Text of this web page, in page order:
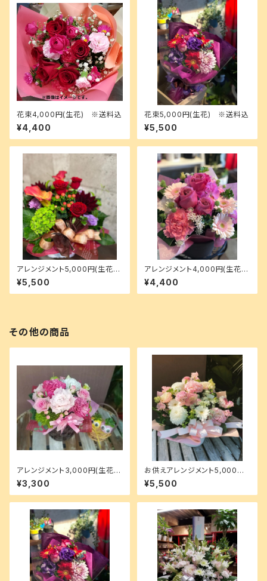
花束4,000円(生花) ※送料込
¥4,400
花束5,000円(生花) ※送料込
¥5,500
アレンジメント5,000円(生花)
※送料込
¥5,500
アレンジメント4,000円(生花)
※送料込
¥4,400
その他の商品
アレンジメント3,000円(生花)
※来店受渡 or 無料配達地域
のみ選択可
¥3,300
お供えアレンジメント5,000円
(生花) ※送料込
¥5,500